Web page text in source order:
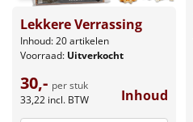
Lekkere Verrassing
Inhoud: 20 artikelen
Voorraad: Uitverkocht
30,- per stuk
33,22 incl. BTW Inhoud